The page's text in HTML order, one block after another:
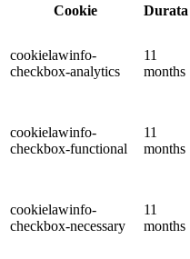
Cookie
Durata
cookielawinfo-
checkbox-analytics
11
months
cookielawinfo-
checkbox-functional
11
months
cookielawinfo-
checkbox-necessary
11
months